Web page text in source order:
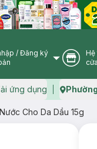
User Icon
/ Đăng ký
Hệ
ứng dụng
Cho Da Dầu 15g